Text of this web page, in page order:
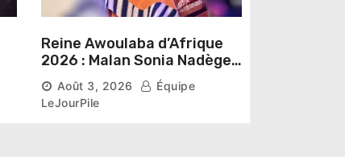
Reine Awoulaba d’Afrique
2026 : Malan Sonia Nadège
épouse N’Guessan décroche
la couronne
Août 3, 2026
Équipe
LeJourPile